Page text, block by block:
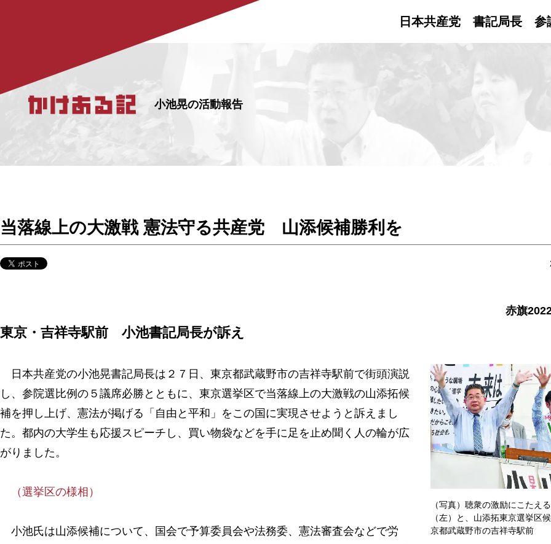
日本共産党 書記局長 参
小池晃の活動報告
当落線上の大激戦 憲法守る共産党 山添候補勝利を
赤旗
東京・吉祥寺駅前 小池書記局長が訴え
（写真）聴衆の激励にこたえ
（左）と、山添拓東京選挙区
京都武蔵野市の吉祥寺駅前
日本共産党の小池晃書記局長は２７日、東京都武蔵野市の吉祥寺駅前で街頭演説
し、参院選比例の５議席必勝とともに、東京選挙区で当落線上の大激戦の山添拓候
補を押し上げ、憲法が掲げる「自由と平和」をこの国に実現させようと訴えまし
た。都内の大学生も応援スピーチし、買い物袋などを手に足を止め聞く人の輪が広
がりました。
（選挙区の様相）
小池氏は山添候補について、国会で予算委員会や法務委、憲法審査会などで労